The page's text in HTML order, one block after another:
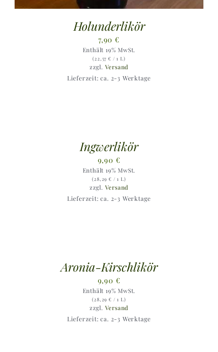
Holunderlikör
7,90€
Enthält 19% MwSt.
(22,57€ / 1 L)
zzgl. Versand
Lieferzeit: ca. 2-3 Werktage
Ingwerlikör
9,90 €
Enthält 19% MwSt.
(28,29€ / 1 L)
zzgl. Versand
Lieferzeit: ca. 2-3 Werktage
Aronia-Kirschlikör
9,90 €
Enthält 19% MwSt.
(28,29€ / 1 L)
zzgl. Versand
Lieferzeit: ca. 2-3 Werktage